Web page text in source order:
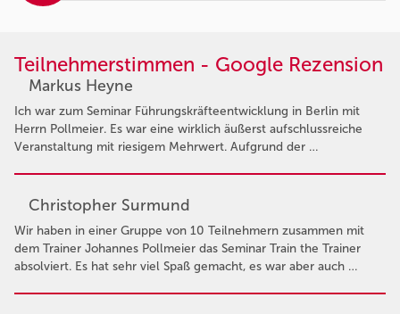
Teilnehmerstimmen - Google Rezension
Markus Heyne
Ich war zum Seminar Führungskräfteentwicklung in Berlin mit
Herrn Pollmeier. Es war eine wirklich äußerst aufschlussreiche
Veranstaltung mit riesigem Mehrwert. Aufgrund der …
Christopher Surmund
Wir haben in einer Gruppe von 10 Teilnehmern zusammen mit
dem Trainer Johannes Pollmeier das Seminar Train the Trainer
absolviert. Es hat sehr viel Spaß gemacht, es war aber auch …